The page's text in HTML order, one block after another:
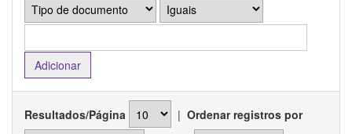
Resultados/Página | Ordenar registros por